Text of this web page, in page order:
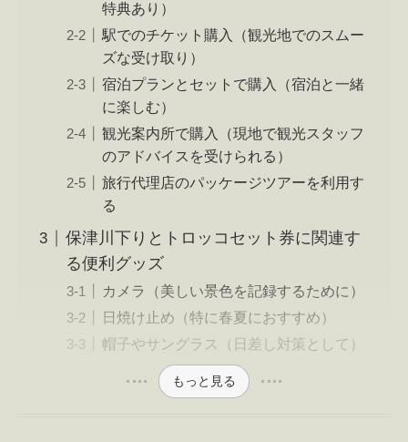
特典あり）
駅でのチケット購入（観光地でのスムー
ズな受け取り）
宿泊プランとセットで購入（宿泊と一緒
に楽しむ）
観光案内所で購入（現地で観光スタッフ
のアドバイスを受けられる）
旅行代理店のパッケージツアーを利用す
る
保津川下りとトロッコセット券に関連す
る便利グッズ
カメラ（美しい景色を記録するために）
日焼け止め（特に春夏におすすめ）
帽子やサングラス（日差し対策として）
もっと見る